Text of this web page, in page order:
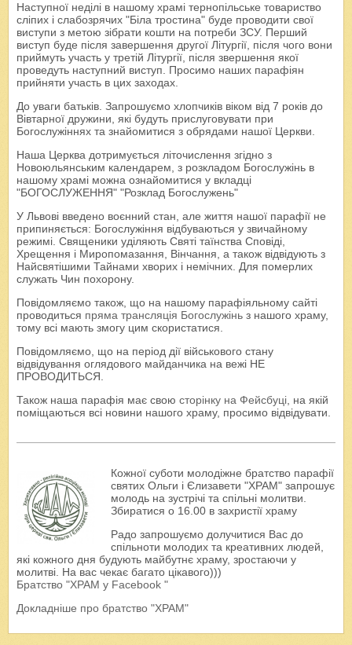
Наступної неділі в нашому храмі тернопільське товариство
сліпих і слабозрячих "Біла тростина" буде проводити свої
виступи з метою зібрати кошти на потреби ЗСУ. Перший
виступ буде після завершення другої Літургії, після чого вони
приймуть участь у третій Літургії, після звершення якої
проведуть наступний виступ. Просимо наших парафіян
прийняти участь в цих заходах.
До уваги батьків. Запрошуємо хлопчиків віком від 7 років до
Вівтарної дружини, які будуть прислуговувати при
Богослужіннях та знайомитися з обрядами нашої Церкви.
Наша Церква дотримується літочислення згідно з
Новоюльянським календарем, з розкладом Богослужінь в
нашому храмі можна ознайомитися у вкладці
"БОГОСЛУЖЕННЯ" "Розклад Богослужень"
У Львові введено воєнний стан, але життя нашої парафії не
припиняється: Богослужіння відбуваються у звичайному
режимі. Священики уділяють Святі таїнства Сповіді,
Хрещення і Миропомазання, Вінчання, а також відвідують з
Найсвятішими Тайнами хворих і немічних. Для померлих
служать Чин похорону.
Повідомляємо також, що на нашому парафіяльному сайті
проводиться пряма трансляція Богослужінь з нашого храму,
тому всі мають змогу цим скористатися.
Повідомляємо, що на період дії військового стану
відвідування оглядового майданчика на вежі НЕ
ПРОВОДИТЬСЯ.
Також наша парафія має свою сторінку на Фейсбуці, на якій
поміщаються всі новини нашого храму, просимо відвідувати.
Кожної суботи молодіжне братство парафії
святих Ольги і Єлизавети "ХРАМ" запрошує
молодь на зустрічі та спільні молитви.
Збиратися о 16.00 в захристії храму
Радо запрошуємо долучитися Вас до
спільноти молодих та креативних людей,
які кожного дня будують майбутнє храму, зростаючи у
молитві. На вас чекає багато цікавого)))
Братство "ХРАМ у Facebook "
Докладніше про братство "ХРАМ"